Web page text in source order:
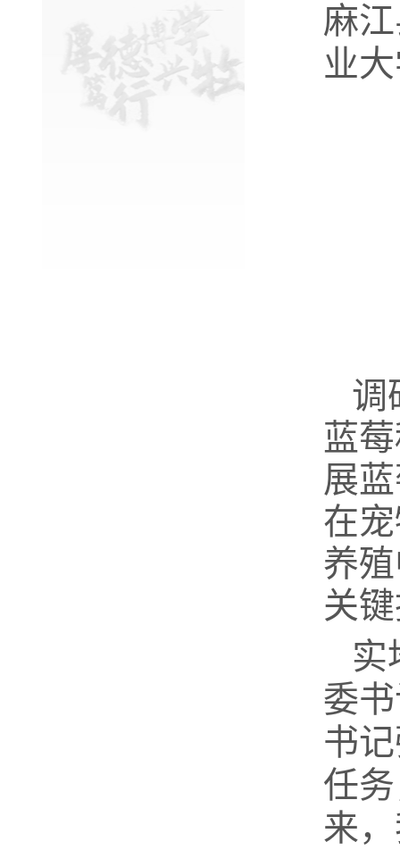
麻
业
调
蓝
展
在
养
关
实
委
书
任
来